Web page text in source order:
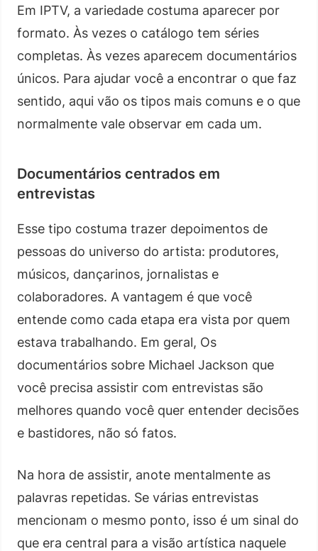
Em IPTV, a variedade costuma aparecer por
formato. Às vezes o catálogo tem séries
completas. Às vezes aparecem documentários
únicos. Para ajudar você a encontrar o que faz
sentido, aqui vão os tipos mais comuns e o que
normalmente vale observar em cada um.
Documentários centrados em
entrevistas
Esse tipo costuma trazer depoimentos de
pessoas do universo do artista: produtores,
músicos, dançarinos, jornalistas e
colaboradores. A vantagem é que você
entende como cada etapa era vista por quem
estava trabalhando. Em geral, Os
documentários sobre Michael Jackson que
você precisa assistir com entrevistas são
melhores quando você quer entender decisões
e bastidores, não só fatos.
Na hora de assistir, anote mentalmente as
palavras repetidas. Se várias entrevistas
mencionam o mesmo ponto, isso é um sinal do
que era central para a visão artística naquele